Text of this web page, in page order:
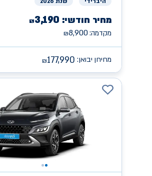
מחיר חודשי: ₪3,190
מקדמה: ₪8,900
מחירון יבואן: ₪177,990